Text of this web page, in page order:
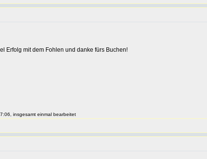
Erfolg mit dem Fohlen und danke fürs Buchen!
insgesamt einmal bearbeitet